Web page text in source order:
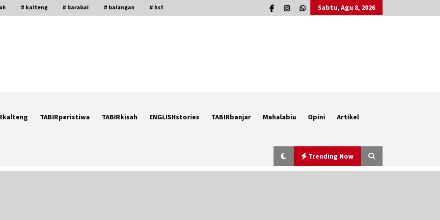
# kalteng # barabai # balangan # hst Sabtu, Agu 8, 2026
TABIRperistiwa TABIRkisah ENGLISHstories TABIRbanjar Mahalabiu Opini Artikel
Trending Now